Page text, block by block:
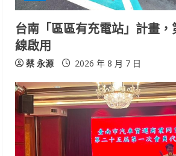
n
g
台南「區區有充電站」計畫
線啟用
蔡 永源 2026 年 8 月 7 日